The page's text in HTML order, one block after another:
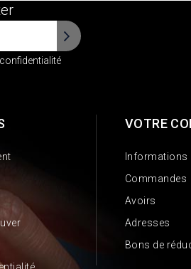
VOTRE
Informations
Commandes
Avoirs
Adresses
Bons de